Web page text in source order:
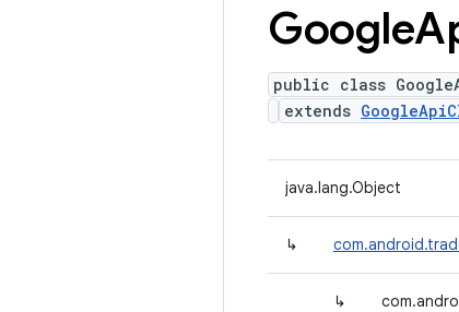
Google
public class
extends
java.lang.Object
↳
↳